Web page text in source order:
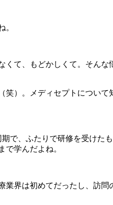
。
て、もどかしくて。そん
）。メディセプトについて
で、ふたりで研修を受けた
で学んだよね。
界は初めてだったし、訪問